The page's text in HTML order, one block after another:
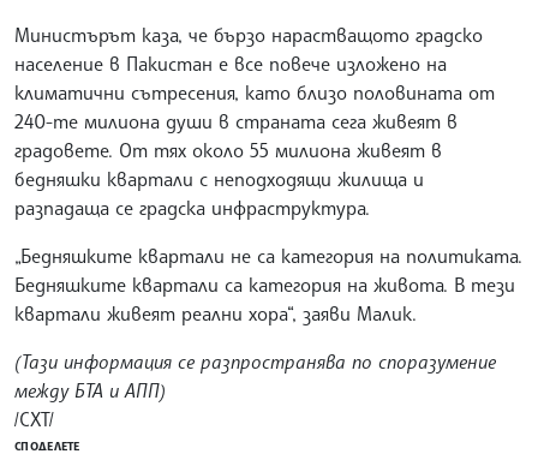
Министърът каза, че бързо нарастващото градско
население в Пакистан е все повече изложено на
климатични сътресения, като близо половината от
240-те милиона души в страната сега живеят в
градовете. От тях около 55 милиона живеят в
бедняшки квартали с неподходящи жилища и
разпадаща се градска инфраструктура.
„Бедняшките квартали не са категория на политиката.
Бедняшките квартали са категория на живота. В тези
квартали живеят реални хора“, заяви Малик.
(Тази информация се разпространява по споразумение
между БТА и АПП)
/СХТ/
СПОДЕЛЕТЕ